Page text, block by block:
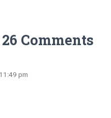
26 Comments
pm